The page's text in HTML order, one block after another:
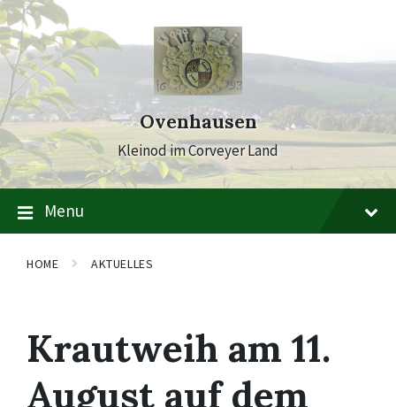
Skip
to
content
Skip
to
main
navigation
Skip
to
footer
Ovenhausen
Kleinod im Corveyer Land
Menu
HOME AKTUELLES
Krautweih am 11.
August auf dem